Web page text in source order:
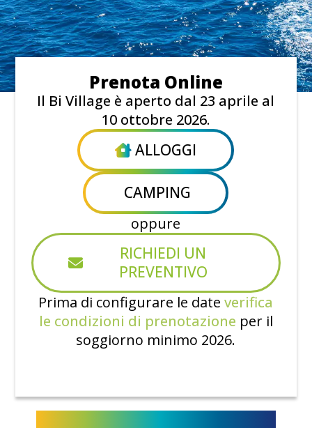
Prenota Online
Il Bi Village è aperto dal 23 aprile al
10 ottobre 2026.
ALLOGGI
CAMPING
oppure
RICHIEDI UN
PREVENTIVO
Prima di configurare le dateverifica
le condizioni di prenotazione per il
soggiorno minimo 2026.